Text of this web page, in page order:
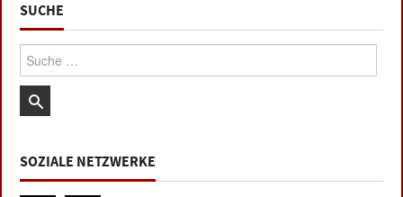
SUCHE
Suche:
SOZIALE NETZWERKE